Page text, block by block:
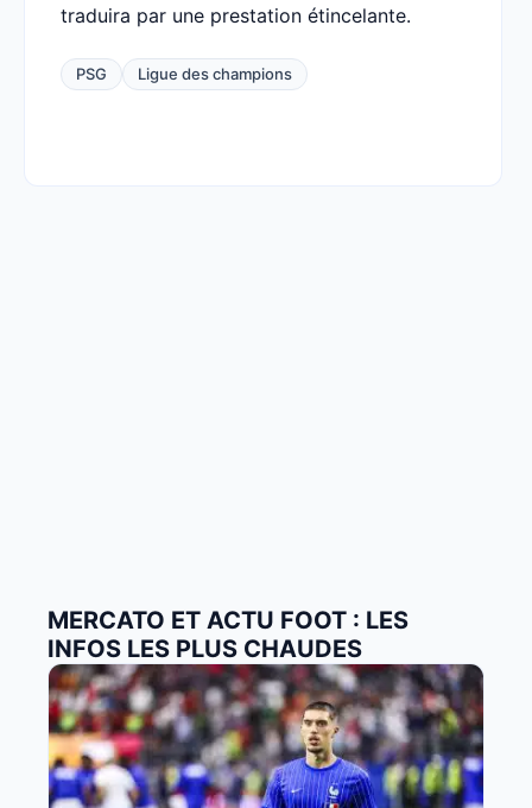
traduira par une prestation étincelante.
PSG Ligue des champions
MERCATO ET ACTU FOOT : LES
INFOS LES PLUS CHAUDES